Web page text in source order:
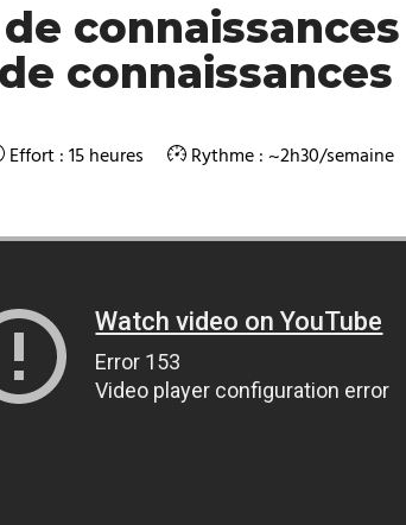
connaissances
connaissances
Effort : 15 heures Rythme : ~2h30/semaine